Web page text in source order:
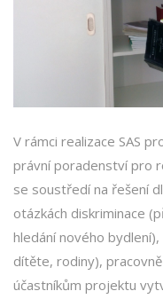
V rámci realizace SAS
právní poradenství pro
se soustředí na řešení
otázkách diskriminace
hledání nového
dítěte, rodiny),
účastníkům projektu